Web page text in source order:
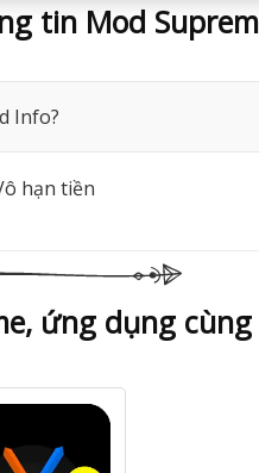
tin Mod
Info?
hạn tiền
ứng dụng